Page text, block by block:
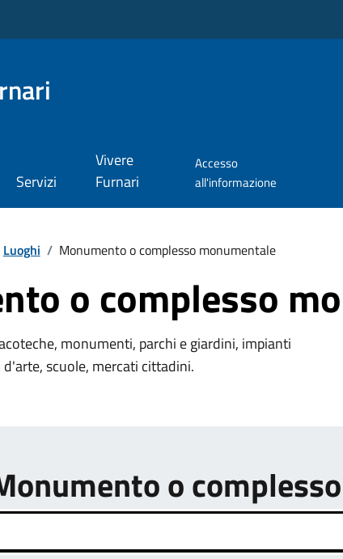
Servizi
Vivere
Furnari
Accesso
all'informazione
Luoghi / Monumento o complesso monumentale
o complesso
monumenti, parchi e giardini, impianti
scuole, mercati cittadini.
o